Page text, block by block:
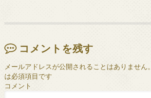
コメントを残す
メールアドレスが公開されることはありません。
は必須項目です
コメント